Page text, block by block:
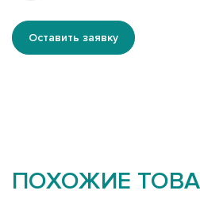
Оставить заявку
ПОХОЖИЕ